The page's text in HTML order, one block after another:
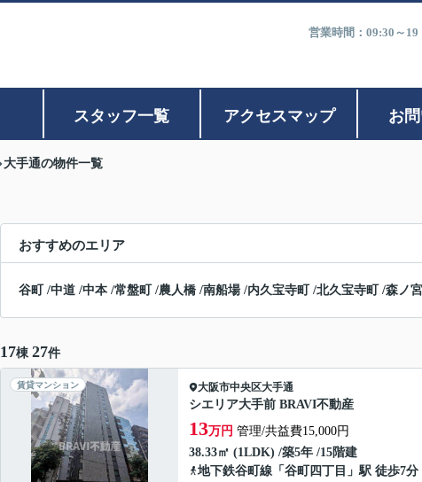
営業時間：09:30～
スタッフ一覧 アクセスマップ お
大手通の物件一覧
おすすめのエリア
谷町 /中道 /中本 /常盤町 /農人橋 /南船場/内久宝寺町 /北久宝寺町 /森ノ
17棟 27件
賃貸マンション 大阪市中央区大手通
シエリア大手前 BRAVI不動産
13万円 管理/共益費15,000円
38.33㎡ (1LDK) /築5年 /15階建
地下鉄谷町線 「 谷町四丁目 」駅 徒歩7分